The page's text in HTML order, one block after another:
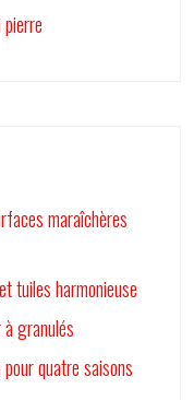
maraîchères
tuiles harmonieuse
granulés
quatre saisons